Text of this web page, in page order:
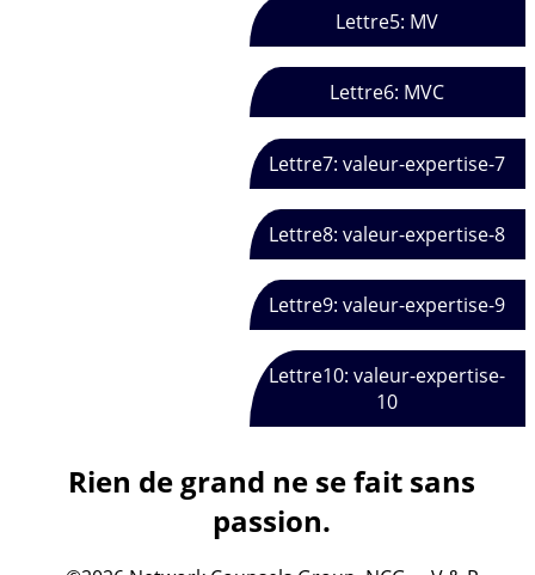
Lettre5: MV
Lettre6: MVC
Lettre7: valeur-expertise-7
Lettre8: valeur-expertise-8
Lettre9: valeur-expertise-9
Lettre10: valeur-expertise-
10
Rien de grand ne se fait sans
passion.